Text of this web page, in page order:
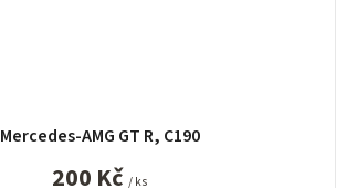
Mercedes-AMG GT R, C190
200 Kč / ks